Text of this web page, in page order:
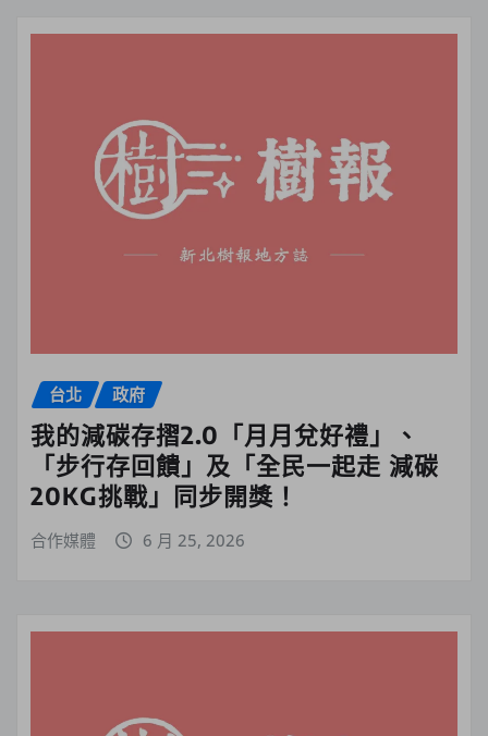
台北 政府
我的減碳存摺2.0「月月兌好禮」、
「步行存回饋」及「全民一起走 減碳
20KG挑戰」同步開獎！
合作媒體 6 月 25, 2026